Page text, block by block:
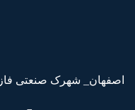
اصفهان_ شهرک صنعتی فاز۲